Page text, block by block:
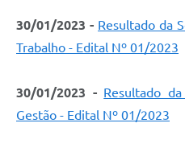
30/01/2023 - Resultado da
Trabalho - Edital Nº 01/2023
30/01/2023 - Resultado
Gestão - Edital Nº 01/2023